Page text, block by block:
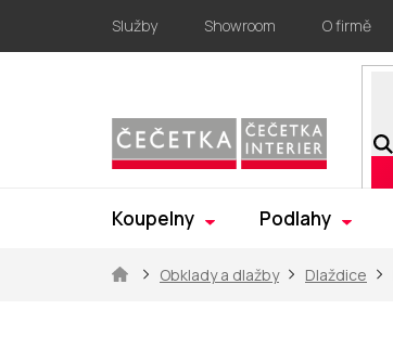
obsah
Služby Showroom O firmě
Koupelny Podlahy
DomůObklady a dlažby Dlaždice